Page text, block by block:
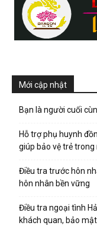
Mới cập nhật
Bạn là người cuối
Hỗ trợ phụ huynh
giúp bảo vệ trẻ
Điều tra trước hôn
hôn nhân bền vững
Điều tra ngoại tình
khách quan, bảo